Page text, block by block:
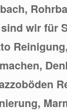
wir für